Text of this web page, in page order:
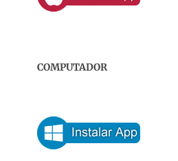
COMPUTADOR